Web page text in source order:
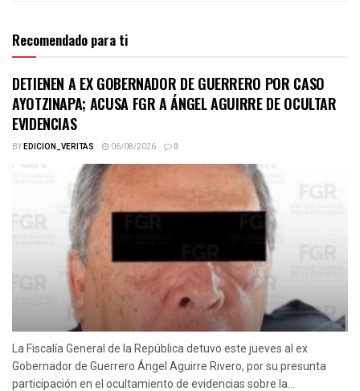
Recomendado para ti
DETIENEN A EX GOBERNADOR DE GUERRERO POR CASO
AYOTZINAPA; ACUSA FGR A ÁNGEL AGUIRRE DE OCULTAR
EVIDENCIAS
BYEDICION_VERITAS 06/08/2026 0
La Fiscalía General de la República detuvo este jueves al ex
Gobernador de Guerrero Ángel Aguirre Rivero, por su presunta
participación en el ocultamiento de evidencias sobre la...